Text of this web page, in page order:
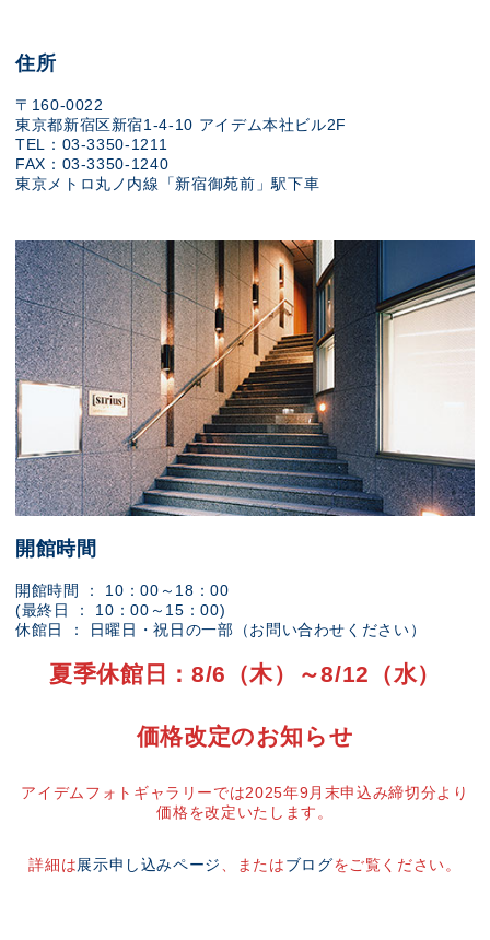
住所
〒160-0022
東京都新宿区新宿1-4-10 アイデム本社ビル2F
TEL：03-3350-1211
FAX：03-3350-1240
東京メトロ丸ノ内線「新宿御苑前」駅下車
開館時間
開館時間 ： 10：00～18：00
(最終日 ： 10：00～15：00)
休館日 ： 日曜日・祝日の一部（お問い合わせください）
夏季休館日：8/6（木）～8/12（水）
価格改定のお知らせ
アイデムフォトギャラリーでは2025年9月末申込み締切分より
価格を改定いたします。
詳細は展示申し込みページ、またはブログをご覧ください。